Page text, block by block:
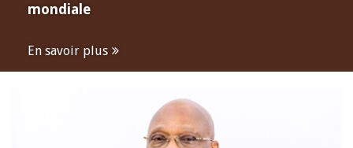
mondiale
En savoir plus